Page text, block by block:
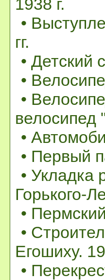
1938 г.
•
гг.
• Детский
•
•
велосипед
•
• Первый
• Укладка
Горького-
•
•
Егошиху.
•